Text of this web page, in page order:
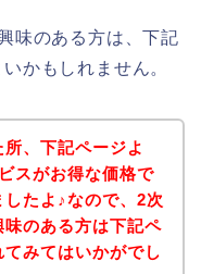
味のある方は、下記
かもしれません。
、下記ページよ
スがお得な価格で
たよ♪なので、2次
のある方は下記ペ
みてはいかがでし